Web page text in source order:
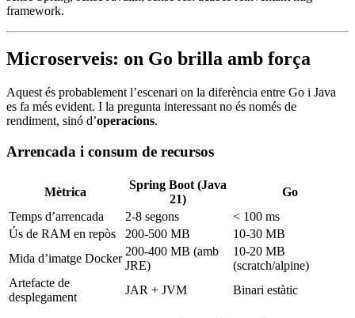
framework.
Microserveis: on Go brilla amb força
Aquest és probablement l’escenari on la diferència entre Go i Java
es fa més evident. I la pregunta interessant no és només de
rendiment, sinó d’operacions.
Arrencada i consum de recursos
Mètrica
Spring Boot (Java
21)
Go
Temps d’arrencada
2-8 segons
< 100 ms
Ús de RAM en repòs
200-500 MB
10-30 MB
Mida d’imatge Docker
200-400 MB (amb
JRE)
10-20 MB
(scratch/alpine)
Artefacte de
desplegament
JAR + JVM Binari estàtic